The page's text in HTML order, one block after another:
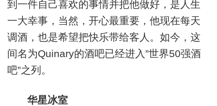
到一件自己喜欢的事情并把他做好，是人生
一大幸事，当然，开心最重要，他现在每天
调酒，也是希望把快乐带给客人。如今，这
间名为Quinary的酒吧已经进入”世界50强酒
吧”之列。
华星冰室